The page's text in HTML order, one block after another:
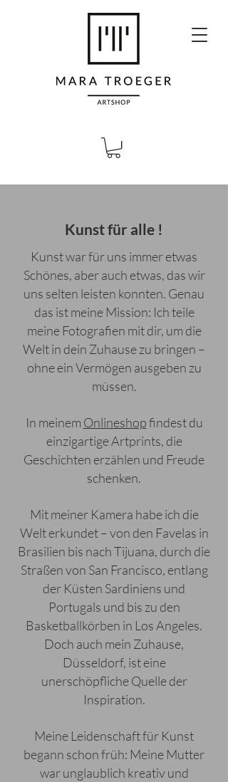
Kunst für alle !
Kunst war für uns immer etwas
Schönes, aber auch etwas, das wir
uns selten leisten konnten. Genau
das ist meine Mission: Ich teile
meine Fotografien mit dir, um die
Welt in dein Zuhause zu bringen –
ohne ein Vermögen ausgeben zu
müssen.
In meinem Onlineshopfindest du
einzigartige Artprints, die
Geschichten erzählen und Freude
schenken.
Mit meiner Kamera habe ich die
Welt erkundet – von den Favelas in
Brasilien bis nach Tijuana, durch die
Straßen von San Francisco, entlang
der Küsten Sardiniens und
Portugals und bis zu den
Basketballkörben in Los Angeles.
Doch auch mein Zuhause,
Düsseldorf, ist eine
unerschöpfliche Quelle der
Inspiration.
Meine Leidenschaft für Kunst
begann schon früh: Meine Mutter
war unglaublich kreativ und